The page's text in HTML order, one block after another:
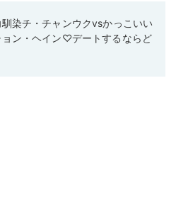
染チ・チャンウクvsかっこいい
ョン・ヘイン♡デートするならど